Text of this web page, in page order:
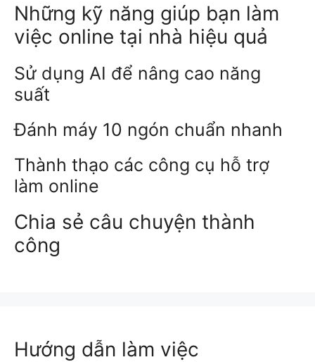
Những kỹ năng giúp bạn làm
việc online tại nhà hiệu quả
Sử dụng AI để nâng cao năng
suất
Đánh máy 10 ngón chuẩn nhanh
Thành thạo các công cụ hỗ trợ
làm online
Chia sẻ câu chuyện thành
công
Hướng dẫn làm việc